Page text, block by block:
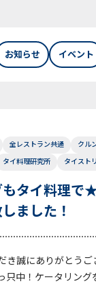
Thai
お知らせ イベント
全レストラン共通
クル
タイ料理研究所 タイスト
タイ料理で
ました！
き誠にありがとうご
只中！ケータリング